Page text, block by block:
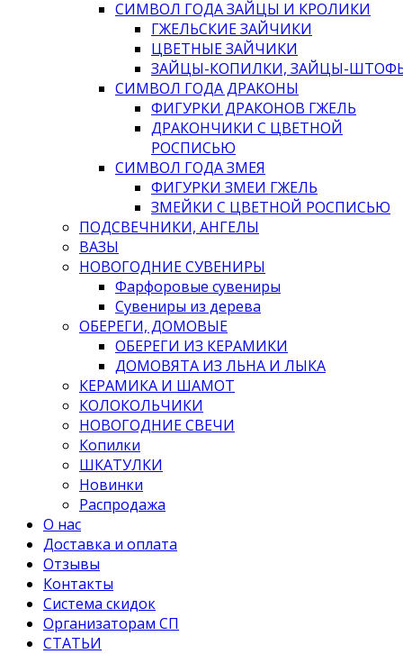
СИМВОЛ ГОДА ЗАЙЦЫ И КРОЛИКИ
ГЖЕЛЬСКИЕ ЗАЙЧИКИ
ЦВЕТНЫЕ ЗАЙЧИКИ
ЗАЙЦЫ-КОПИЛКИ, ЗАЙЦЫ-
СИМВОЛ ГОДА ДРАКОНЫ
ФИГУРКИ ДРАКОНОВ ГЖЕЛЬ
ДРАКОНЧИКИ С ЦВЕТНОЙ
РОСПИСЬЮ
СИМВОЛ ГОДА ЗМЕЯ
ФИГУРКИ ЗМЕИ ГЖЕЛЬ
ЗМЕЙКИ С ЦВЕТНОЙ РОСПИСЬЮ
ПОДСВЕЧНИКИ, АНГЕЛЫ
ВАЗЫ
НОВОГОДНИЕ СУВЕНИРЫ
Фарфоровые сувениры
Сувениры из дерева
ОБЕРЕГИ, ДОМОВЫЕ
ОБЕРЕГИ ИЗ КЕРАМИКИ
ДОМОВЯТА ИЗ ЛЬНА И ЛЫКА
КЕРАМИКА И ШАМОТ
КОЛОКОЛЬЧИКИ
НОВОГОДНИЕ СВЕЧИ
Копилки
ШКАТУЛКИ
Новинки
Распродажа
О нас
Доставка и оплата
Отзывы
Контакты
Система скидок
Организаторам СП
СТАТЬИ